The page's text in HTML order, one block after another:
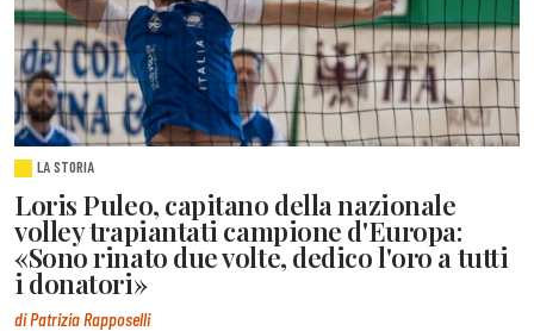
LA STORIA
Loris Puleo, capitano della nazionale
volley trapiantati campione d'Europa:
«Sono rinato due volte, dedico l'oro a tutti
i donatori»
di Patrizia Rapposelli